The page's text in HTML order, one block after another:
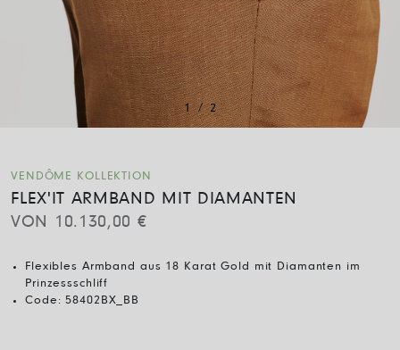
1 / 2
VENDÔME KOLLEKTION
FLEX'IT ARMBAND MIT DIAMANTEN
VON 10.130,00 €
Flexibles Armband aus 18 Karat Gold mit Diamanten im
Prinzessschliff
Code:58402BX_BB